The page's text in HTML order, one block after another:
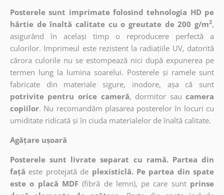
Posterele sunt imprimate folosind tehnologia HD pe
hârtie de înaltă calitate cu o greutate de 200 g/m2,
asigurând în același timp o reproducere perfectă a
culorilor. Imprimeul este rezistent la radiațiile UV, datorită
cărora culorile nu se estompează nici după expunerea pe
termen lung la lumina soarelui. Posterele și ramele sunt
fabricate din materiale sigure, inodore, așa că sunt
potrivite pentru orice cameră, dormitor sau camera
copiilor. Nu recomandăm plasarea posterelor în locuri cu
umiditate ridicată și în ciuda materialelor de înaltă calitate.
Agățare ușoară
Posterele sunt livrate separat cu ramă. Partea din
față este protejată de plexisticlă. Pe partea din spate
este o placă MDF (fibră de lemn), pe care sunt prinse